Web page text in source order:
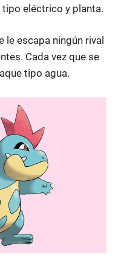
eléctrico y planta.
le escapa ningún rival
Cada vez que se
tipo agua.